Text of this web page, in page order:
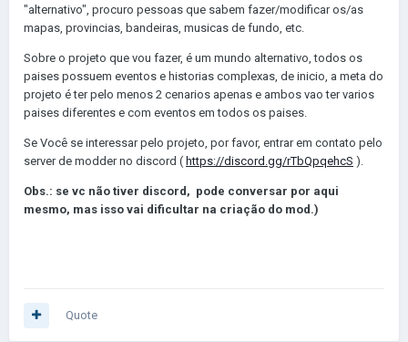
"alternativo", procuro pessoas que sabem fazer/modificar os/as
mapas, provincias, bandeiras, musicas de fundo, etc.
Sobre o projeto que vou fazer, é um mundo alternativo, todos os
paises possuem eventos e historias complexas, de inicio, a meta do
projeto é ter pelo menos 2 cenarios apenas e ambos vao ter varios
paises diferentes e com eventos em todos os paises.
Se Você se interessar pelo projeto, por favor, entrar em contato pelo
server de modder no discord ( https://discord.gg/rTbQpqehcS ).
Obs.: se vc não tiver discord, pode conversar por aqui
mesmo, mas isso vai dificultar na criação do mod.)
Quote